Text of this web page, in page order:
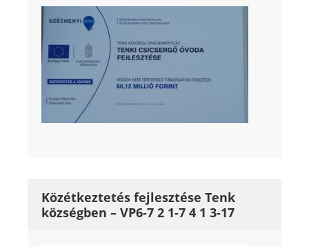
Közétkeztetés fejlesztése Tenk
községben – VP6-7 2 1-7 4 1 3-17